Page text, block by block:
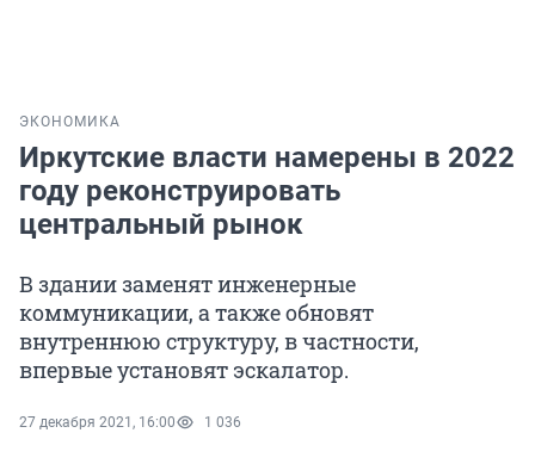
ЭКОНОМИКА
Иркутские власти намерены в 2022
году реконструировать
центральный рынок
В здании заменят инженерные
коммуникации, а также обновят
внутреннюю структуру, в частности,
впервые установят эскалатор.
27 декабря 2021, 16:00 1 036